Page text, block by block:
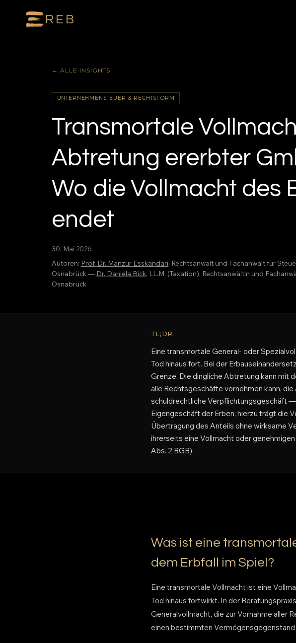
REB
← ALLE INSIGHTS
UNTERNEHMENSTEUER & RECHTSFORM
Transmortale
Abtretung ererbter
Wo die Vollmacht des
endet
30. Mai 2026
Autoren: Prof. Dr. Manzur Esskandari, Rechtsanwalt und Fachanwalt für
Osnabrück — Dr. Daniela Bick, LL.M. (Taxation), Rechtsanwältin und
Osnabrück
TL;DR
Eine transmortale General- oder
Tod hinaus fort. Bei der
Grenze. Die dingliche Abtretung kann mit
alle Rechtsgeschäfte vornehmen kann,
schuldrechtliche Verpflichtungsgeschäft
Eigengeschäft der Erben; hierzu trägt die
Übertragung des Anteils ohne wirksame
ihrerseits eine Vollmacht oder
Abs. 2 BGB).
Was ist eine
dem Erbfall im Spiel?
Eine transmortale Vollmacht ist eine
Tod hinaus fortwirkt. In der
Generalvollmacht, die zur Vornahme aller
einen bestimmten